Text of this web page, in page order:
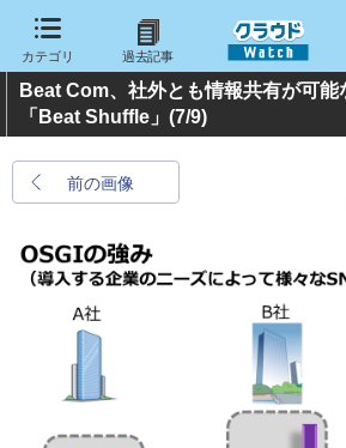
カテゴリ 過去記事
Beat Com、社外とも情報共有が可
「Beat Shuffle」 (7/9)
前の画像